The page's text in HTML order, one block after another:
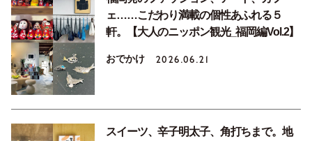
ェ……こだわり満載の個性あふれる５
軒。【大人のニッポン観光_福岡編Vol.2】
おでかけ 2026.06.21
スイーツ、辛子明太子、角打ちまで。地